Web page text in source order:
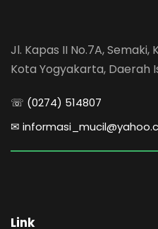
Jl. Kapas II No.7A, Semaki,
Kota Yogyakarta, Daerah
☏ (0274) 514807
✉
Link